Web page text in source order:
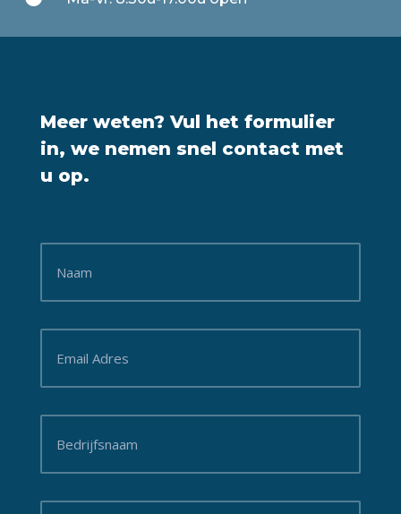
Meer weten? Vul het formulier
in, we nemen snel contact met
u op.